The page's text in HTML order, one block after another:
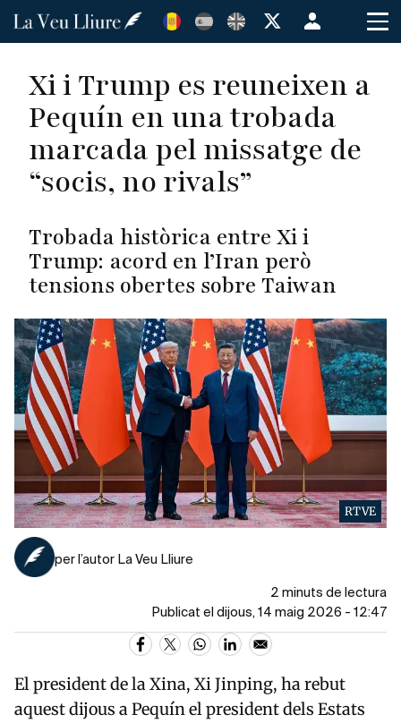
Vés
Menú
de
de
usuario
Xi i Trump es reuneixen a
Pequín en una trobada
marcada pel missatge de
“socis, no rivals”
Trobada històrica entre Xi i
Trump: acord en l’Iran però
tensions obertes sobre Taiwan
RTVE
per l’autor La Veu Lliure
2 minuts de lectura
Publicat el dijous, 14 maig 2026 - 12:47
El president de la Xina, Xi Jinping, ha rebut
aquest dijous a Pequín el president dels Estats